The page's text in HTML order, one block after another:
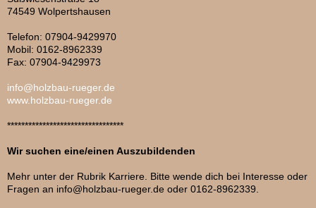
74549 Wolpertshausen
Telefon: 07904-9429970
Mobil: 0162-8962339
Fax: 07904-9429973
info@holzbau-rueger.de
www.holzbau-rueger.de
*********************************
Wir suchen eine/einen Auszubildenden
Mehr unter der Rubrik Karriere. Bitte wende dich bei Interesse oder
Fragen an info@holzbau-rueger.de oder 0162-8962339.